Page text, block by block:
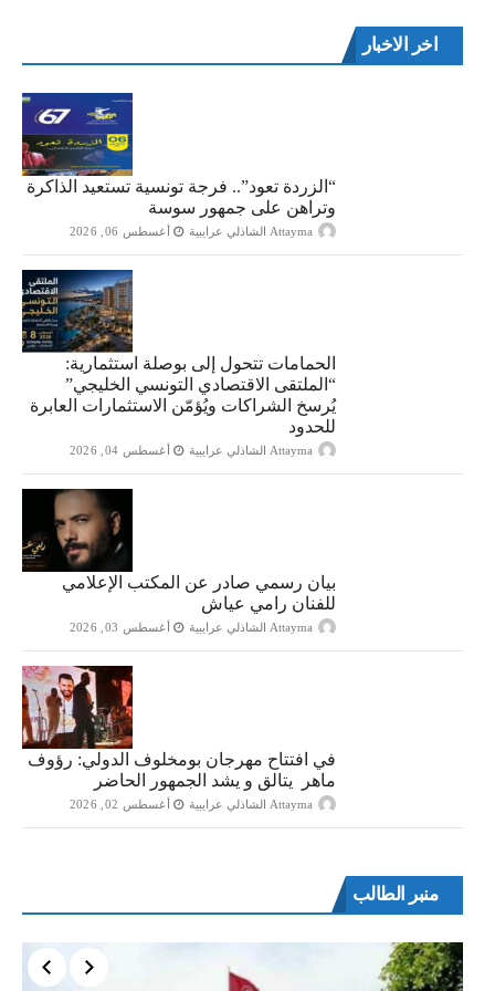
اخر الاخبار
“الزردة تعود”.. فرجة تونسية تستعيد الذاكرة
وتراهن على جمهور سوسة
Attayma الشاذلي عرايبية أغسطس 06, 2026
الحمامات تتحول إلى بوصلة استثمارية:
“الملتقى الاقتصادي التونسي الخليجي”
يُرسخ الشراكات ويُؤمّن الاستثمارات العابرة
للحدود
Attayma الشاذلي عرايبية أغسطس 04, 2026
بيان رسمي صادر عن المكتب الإعلامي
للفنان رامي عياش
Attayma الشاذلي عرايبية أغسطس 03, 2026
في افتتاح مهرجان بومخلوف الدولي: رؤوف
ماهر يتالق و يشد الجمهور الحاضر
Attayma الشاذلي عرايبية أغسطس 02, 2026
منبر الطالب